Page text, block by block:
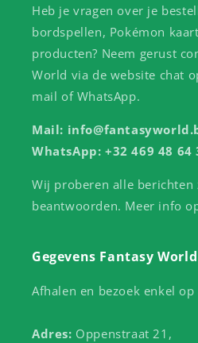
Heb je vragen over je
bordspellen, Pokémon
producten? Neem gerust
World via de website chat
mail of WhatsApp.
Mail:
WhatsApp: +32 469 48 64
Wij proberen alle berichten
beantwoorden. Meer info
Gegevens Fantasy World
Afhalen en bezoek enkel op
Adres: Oppenstraat 21,